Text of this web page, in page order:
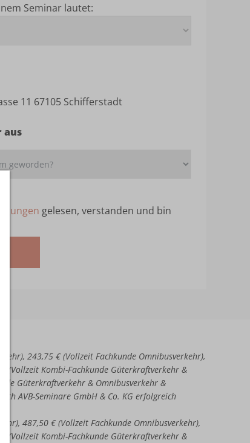
Seminar lautet:
11 67105 Schifferstadt
aus
gelesen, verstanden und bin
243,75 € (Vollzeit Fachkunde Omnibusverkehr),
(Vollzeit Kombi-Fachkunde Güterkraftverkehr &
Güterkraftverkehr & Omnibusverkehr &
AVB-Seminare GmbH & Co. KG erfolgreich
487,50 € (Vollzeit Fachkunde Omnibusverkehr),
(Vollzeit Kombi-Fachkunde Güterkraftverkehr &